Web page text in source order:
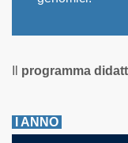
programma
I ANNO